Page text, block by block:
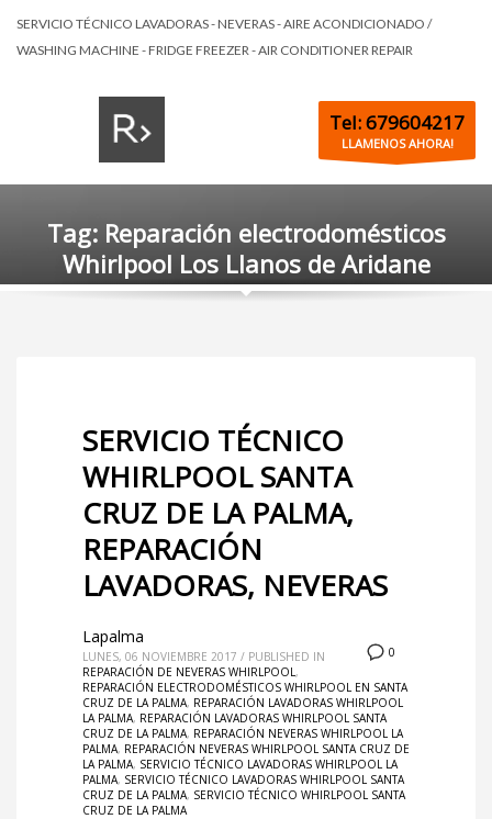
SERVICIO TÉCNICO LAVADORAS - NEVERAS - AIRE ACONDICIONADO /
WASHING MACHINE - FRIDGE FREEZER - AIR CONDITIONER REPAIR
Tel: 679604217
LLAMENOS AHORA!
Tag: Reparación electrodomésticos
Whirlpool Los Llanos de Aridane
SERVICIO TÉCNICO
WHIRLPOOL SANTA
CRUZ DE LA PALMA,
REPARACIÓN
LAVADORAS, NEVERAS
0
Lapalma
LUNES, 06 NOVIEMBRE 2017 / PUBLISHED IN
REPARACIÓN DE NEVERAS WHIRLPOOL,
REPARACIÓN ELECTRODOMÉSTICOS WHIRLPOOL EN SANTA
CRUZ DE LA PALMA, REPARACIÓN LAVADORAS WHIRLPOOL
LA PALMA, REPARACIÓN LAVADORAS WHIRLPOOL SANTA
CRUZ DE LA PALMA, REPARACIÓN NEVERAS WHIRLPOOL LA
PALMA, REPARACIÓN NEVERAS WHIRLPOOL SANTA CRUZ DE
LA PALMA, SERVICIO TÉCNICO LAVADORAS WHIRLPOOL LA
PALMA, SERVICIO TÉCNICO LAVADORAS WHIRLPOOL SANTA
CRUZ DE LA PALMA, SERVICIO TÉCNICO WHIRLPOOL SANTA
CRUZ DE LA PALMA